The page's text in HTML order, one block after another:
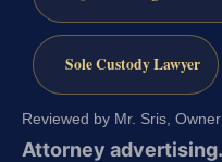
Sole Custody Lawyer
Reviewed by Mr. Sris,
Attorney advertising.